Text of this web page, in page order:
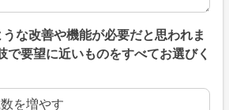
な改善や機能が必要だと思われま
で要望に近いものをすべてお選びく
を増やす